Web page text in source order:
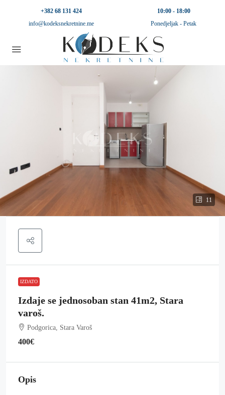
+382 68 131 424
info@kodeksnekretnine.me
10:00 - 18:00
Ponedjeljak - Petak
11
IZDATO
Izdaje se jednosoban stan 41m2, Stara
varoš.
Podgorica, Stara Varoš
400€
Opis